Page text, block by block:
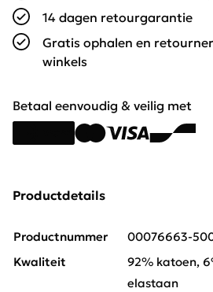
14 dagen retourgarantie
Gratis ophalen en
winkels
Betaal eenvoudig & veilig met
Productdetails
Productnummer
00076663-
Kwaliteit
92% katoen,
elastaan